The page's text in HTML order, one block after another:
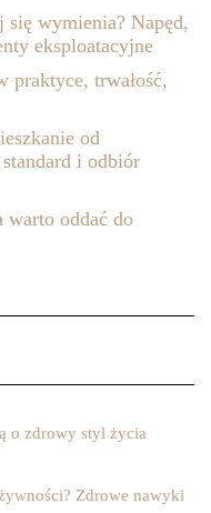
się wymienia? Napęd,
eksploatacyjne
praktyce, trwałość,
od
i odbiór
warto oddać do
o zdrowy styl życia
Zdrowe nawyki